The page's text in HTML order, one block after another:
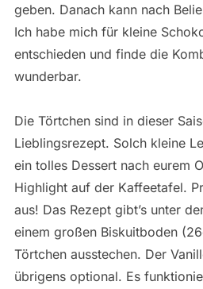
geben. Danach kann nach
Ich habe mich für kleine
entschieden und finde die
wunderbar.
Die Törtchen sind in dieser
Lieblingsrezept. Solch kleine
ein tolles Dessert nach eurem
Highlight auf der Kaffeetafel.
aus! Das Rezept gibt’s unter
einem großen Biskuitboden
Törtchen ausstechen. Der
übrigens optional. Es